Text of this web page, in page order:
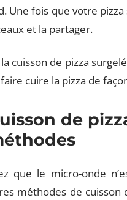
Une fois que votre
et la partager.
cuisson de pizza
cuire la pizza de
de
que le micro-onde
méthodes de